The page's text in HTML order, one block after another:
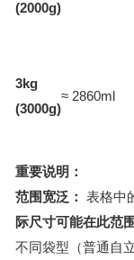
(2000g)
3kg
(3000g)
≈ 2860ml
重要说明：
范围宽泛： 表格中
际尺寸可能在此范
不同袋型（普通自